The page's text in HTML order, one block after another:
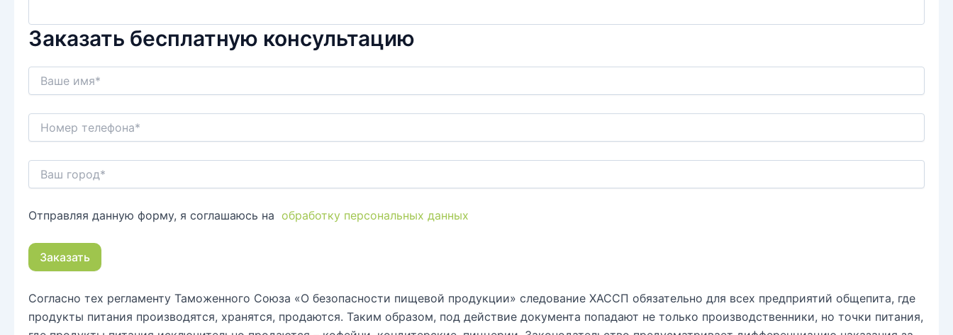
Заказать бесплатную консультацию
Отправляя данную форму, я соглашаюсь на обработку персональных данных
Согласно тех регламенту Таможенного Союза «О безопасности пищевой продукции» следование ХАССП обязательно для всех предприятий общепита, где
продукты питания производятся, хранятся, продаются. Таким образом, под действие документа попадают не только производственники, но точки питания,